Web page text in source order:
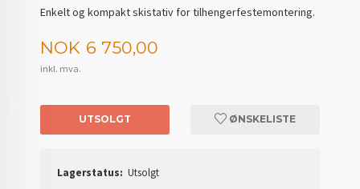
Enkelt og kompakt skistativ for tilhengerfestemontering.
Pris
NOK 6 750,00
inkl. mva.
UTSOLGT ØNSKELISTE
Lagerstatus: Utsolgt